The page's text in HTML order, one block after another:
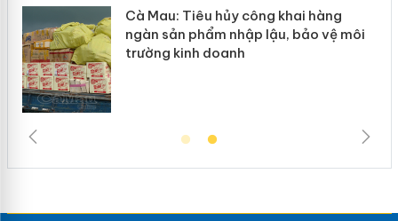
vệ môi
Khẩn trương xác minh, xử lý sản
Slimaura Care x3 sử dụng giấy
giả mạo